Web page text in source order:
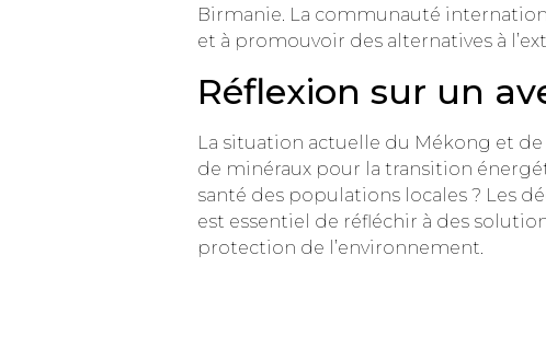
Birmanie. La communauté
et à promouvoir des alternatives à
Réflexion sur un
La situation actuelle du Mékong et
de minéraux pour la transition
santé des populations locales ? Les
est essentiel de réfléchir à des
protection de l’environnement.